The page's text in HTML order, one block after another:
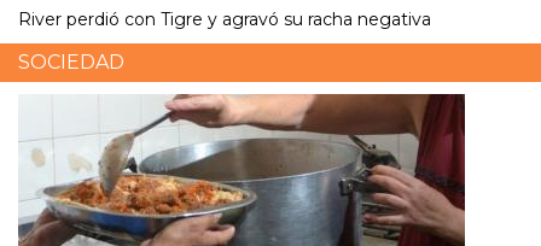
River perdió con Tigre y agravó su racha negativa
SOCIEDAD